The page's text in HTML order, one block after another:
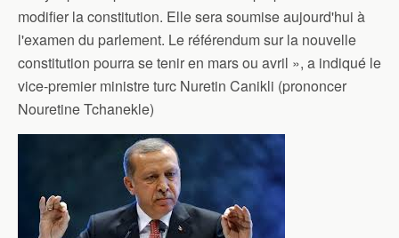
modifier la constitution. Elle sera soumise aujourd'hui à
l'examen du parlement. Le référendum sur la nouvelle
constitution pourra se tenir en mars ou avril », a indiqué le
vice-premier ministre turc Nuretin Canikli (prononcer
Nouretine Tchanekle)